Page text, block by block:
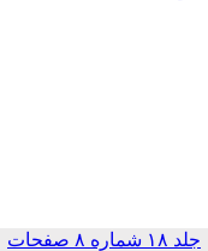
جلد ۱۸ شماره ۸ صفحات